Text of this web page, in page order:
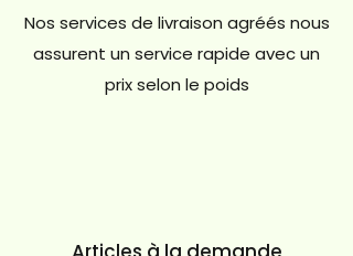
Nos services de livraison agréés nous
assurent un service rapide avec un
prix selon le poids